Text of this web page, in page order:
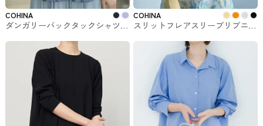
COHINA
ダンガリーバックタックシャツ
COHINA
スリットフレアスリーブリブニッ